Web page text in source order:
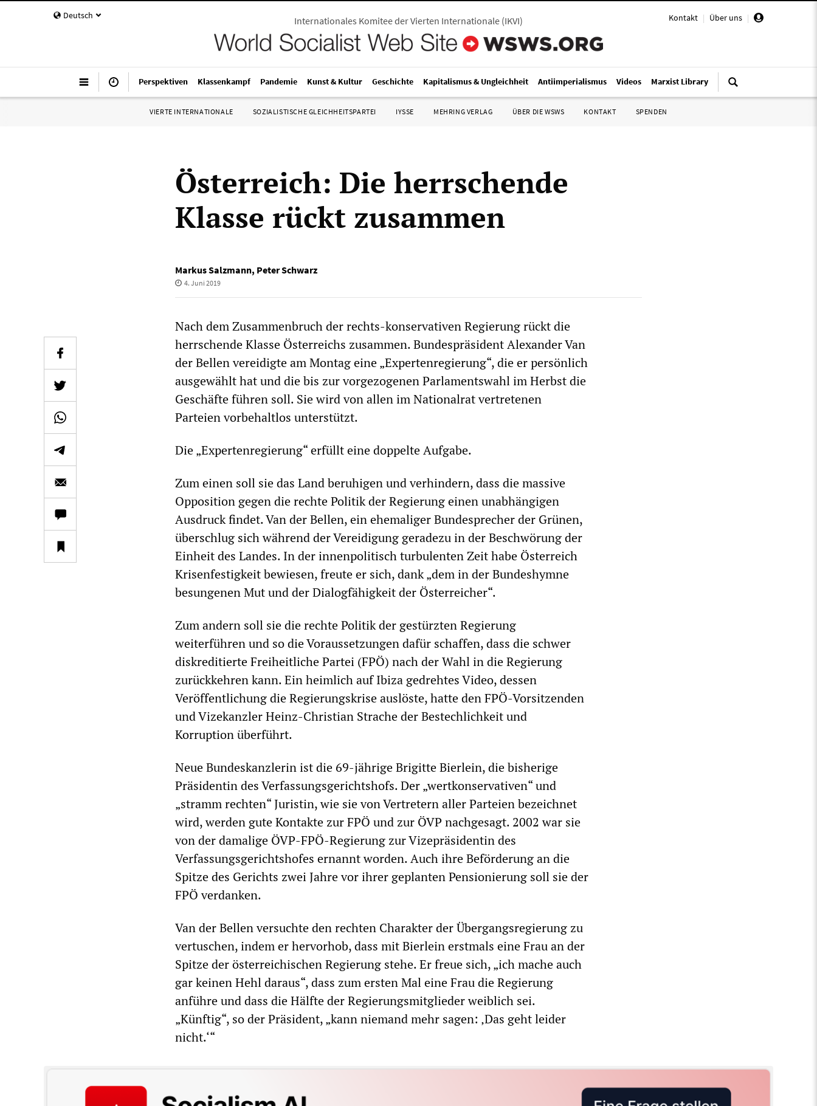
Deutsch Kontakt | Über uns |
Internationales Komitee der Vierten Internationale (IKVI)
Perspektiven Klassenkampf Pandemie Kunst & Kultur Geschichte Kapitalismus & Ungleichheit Antiimperialismus Videos Marxist Library
VIERTE INTERNATIONALE SOZIALISTISCHE GLEICHHEITSPARTEI IYSSE MEHRING VERLAG ÜBER DIE WSWS KONTAKT SPENDEN
Österreich: Die herrschende
Klasse rückt zusammen
Markus Salzmann, Peter Schwarz
4. Juni 2019
Nach dem Zusammenbruch der rechts-konservativen Regierung rückt die
herrschende Klasse Österreichs zusammen. Bundespräsident Alexander Van
der Bellen vereidigte am Montag eine „Expertenregierung“, die er persönlich
ausgewählt hat und die bis zur vorgezogenen Parlamentswahl im Herbst die
Geschäfte führen soll. Sie wird von allen im Nationalrat vertretenen
Parteien vorbehaltlos unterstützt.
Die „Expertenregierung“ erfüllt eine doppelte Aufgabe.
Zum einen soll sie das Land beruhigen und verhindern, dass die massive
Opposition gegen die rechte Politik der Regierung einen unabhängigen
Ausdruck findet. Van der Bellen, ein ehemaliger Bundesprecher der Grünen,
überschlug sich während der Vereidigung geradezu in der Beschwörung der
Einheit des Landes. In der innenpolitisch turbulenten Zeit habe Österreich
Krisenfestigkeit bewiesen, freute er sich, dank „dem in der Bundeshymne
besungenen Mut und der Dialogfähigkeit der Österreicher“.
Zum andern soll sie die rechte Politik der gestürzten Regierung
weiterführen und so die Voraussetzungen dafür schaffen, dass die schwer
diskreditierte Freiheitliche Partei (FPÖ) nach der Wahl in die Regierung
zurückkehren kann. Ein heimlich auf Ibiza gedrehtes Video, dessen
Veröffentlichung die Regierungskrise auslöste, hatte den FPÖ-Vorsitzenden
und Vizekanzler Heinz-Christian Strache der Bestechlichkeit und
Korruption überführt.
Neue Bundeskanzlerin ist die 69-jährige Brigitte Bierlein, die bisherige
Präsidentin des Verfassungsgerichtshofs. Der „wertkonservativen“ und
„stramm rechten“ Juristin, wie sie von Vertretern aller Parteien bezeichnet
wird, werden gute Kontakte zur FPÖ und zur ÖVP nachgesagt. 2002 war sie
von der damalige ÖVP-FPÖ-Regierung zur Vizepräsidentin des
Verfassungsgerichtshofes ernannt worden. Auch ihre Beförderung an die
Spitze des Gerichts zwei Jahre vor ihrer geplanten Pensionierung soll sie der
FPÖ verdanken.
Van der Bellen versuchte den rechten Charakter der Übergangsregierung zu
vertuschen, indem er hervorhob, dass mit Bierlein erstmals eine Frau an der
Spitze der österreichischen Regierung stehe. Er freue sich, „ich mache auch
gar keinen Hehl daraus“, dass zum ersten Mal eine Frau die Regierung
anführe und dass die Hälfte der Regierungsmitglieder weiblich sei.
„Künftig“, so der Präsident, „kann niemand mehr sagen: ‚Das geht leider
nicht.‘“